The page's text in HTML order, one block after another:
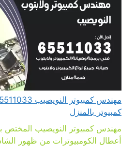
كمبيوتر بالمنزل
مهندس كمبيوتر النويصيب المختص
أعطال الكومبيوترات من ظهور